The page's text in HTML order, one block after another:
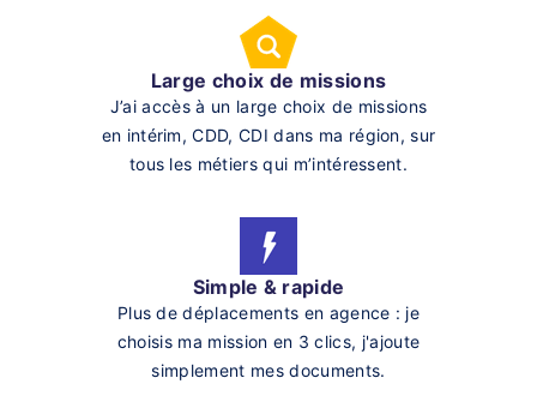
Large choix de missions
J’ai accès à un large choix de missions
en intérim, CDD, CDI dans ma région, sur
tous les métiers qui m’intéressent.
Simple & rapide
Plus de déplacements en agence : je
choisis ma mission en 3 clics, j'ajoute
simplement mes documents.